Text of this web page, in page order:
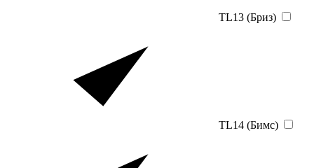
TL13 (Бриз)
TL14 (Бимс)